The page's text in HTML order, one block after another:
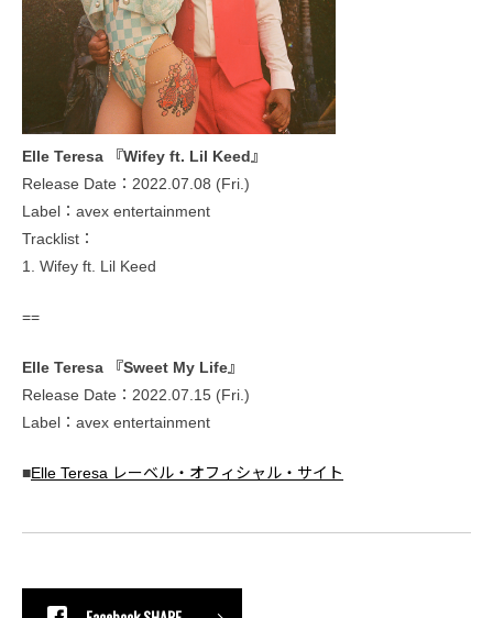
Elle Teresa 『Wifey ft. Lil Keed』
Release Date：2022.07.08 (Fri.)
Label：avex entertainment
Tracklist：
1. Wifey ft. Lil Keed
==
Elle Teresa 『Sweet My Life』
Release Date：2022.07.15 (Fri.)
Label：avex entertainment
■Elle Teresa レーベル・オフィシャル・サイト